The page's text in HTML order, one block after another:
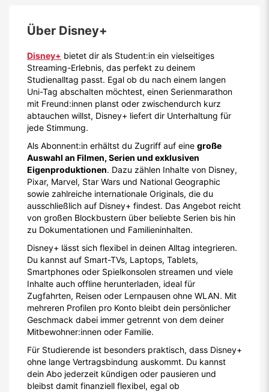
Über Disney+
Disney+ bietet dir als Student:in ein vielseitiges
Streaming-Erlebnis, das perfekt zu deinem
Studienalltag passt. Egal ob du nach einem langen
Uni-Tag abschalten möchtest, einen Serienmarathon
mit Freund:innen planst oder zwischendurch kurz
abtauchen willst, Disney+ liefert dir Unterhaltung für
jede Stimmung.
Als Abonnent:in erhältst du Zugriff auf eine große
Auswahl an Filmen, Serien und exklusiven
Eigenproduktionen. Dazu zählen Inhalte von Disney,
Pixar, Marvel, Star Wars und National Geographic
sowie zahlreiche internationale Originals, die du
ausschließlich auf Disney+ findest. Das Angebot reicht
von großen Blockbustern über beliebte Serien bis hin
zu Dokumentationen und Familieninhalten.
Disney+ lässt sich flexibel in deinen Alltag integrieren.
Du kannst auf Smart-TVs, Laptops, Tablets,
Smartphones oder Spielkonsolen streamen und viele
Inhalte auch offline herunterladen, ideal für
Zugfahrten, Reisen oder Lernpausen ohne WLAN. Mit
mehreren Profilen pro Konto bleibt dein persönlicher
Geschmack dabei immer getrennt von dem deiner
Mitbewohner:innen oder Familie.
Für Studierende ist besonders praktisch, dass Disney+
ohne lange Vertragsbindung auskommt. Du kannst
dein Abo jederzeit kündigen oder pausieren und
bleibst damit finanziell flexibel, egal ob